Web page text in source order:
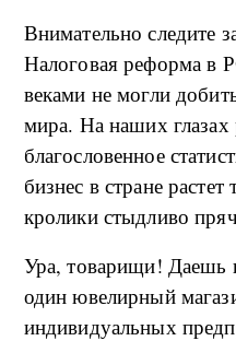
Внимательно следите
Налоговая реформа в
веками не могли
мира. На наших глазах
благословенное
бизнес в стране
кролики стыдливо
Ура, товарищи! Даешь
один ювелирный
индивидуальных